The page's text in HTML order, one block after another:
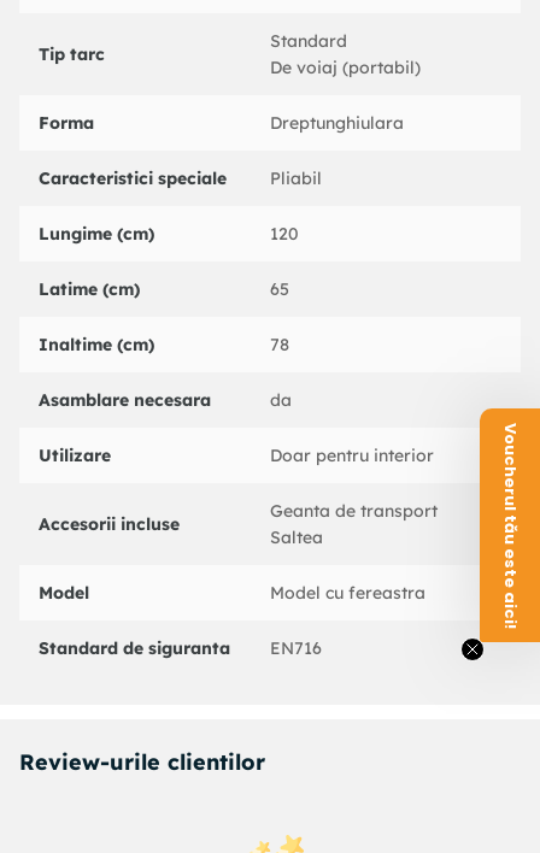
Tip tarc
Standard
De voiaj (portabil)
Forma Dreptunghiulara
Caracteristici speciale Pliabil
Lungime (cm) 120
Latime (cm) 65
Inaltime (cm) 78
Asamblare necesara da
Utilizare Doar pentru interior
Accesorii incluse
Geanta de transport
Saltea
Model Model cu fereastra
Standard de siguranta EN716
Review-urile clientilor
Voucherul tău este aici!